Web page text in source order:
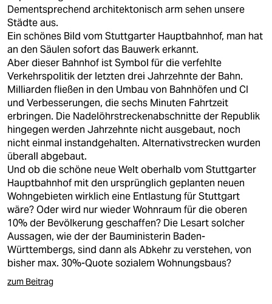
Dementsprechend architektonisch arm sehen unsere
Städte aus.
Ein schönes Bild vom Stuttgarter Hauptbahnhof, man hat
an den Säulen sofort das Bauwerk erkannt.
Aber dieser Bahnhof ist Symbol für die verfehlte
Verkehrspolitik der letzten drei Jahrzehnte der Bahn.
Milliarden fließen in den Umbau von Bahnhöfen und CI
und Verbesserungen, die sechs Minuten Fahrtzeit
erbringen. Die Nadelöhrstreckenabschnitte der Republik
hingegen werden Jahrzehnte nicht ausgebaut, noch
nicht einmal instandgehalten. Alternativstrecken wurden
überall abgebaut.
Und ob die schöne neue Welt oberhalb vom Stuttgarter
Hauptbahnhof mit den ursprünglich geplanten neuen
Wohngebieten wirklich eine Entlastung für Stuttgart
wäre? Oder wird nur wieder Wohnraum für die oberen
10% der Bevölkerung geschaffen? Die Lesart solcher
Aussagen, wie der der Bauministerin Baden-
Württembergs, sind dann als Abkehr zu verstehen, von
bisher max. 30%-Quote sozialem Wohnungsbaus?
zum Beitrag